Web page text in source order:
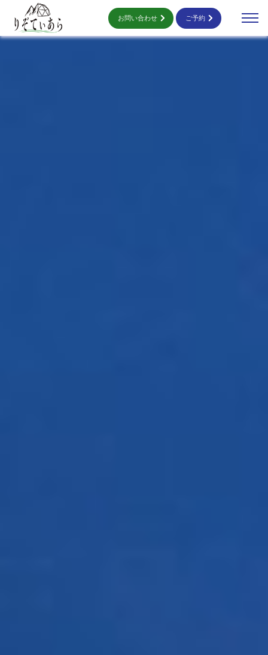
お問い合わせ ご予約